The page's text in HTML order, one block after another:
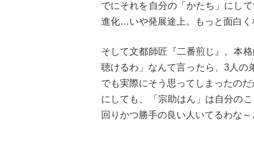
でにそれを自分の「かたち」にし
進化…いや発展途上。もっと面白く
そして文都師匠『二番煎じ』。本
聴けるわ」なんて言ったら、3人の
でも実際にそう思ってしまったの
にしても、「宗助はん」は自分の
回りかつ勝手の良い人いてるわな